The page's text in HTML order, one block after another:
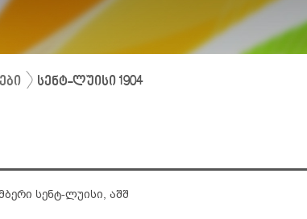
სენტ-ლუისი 1904
სენტ-ლუისი, აშშ